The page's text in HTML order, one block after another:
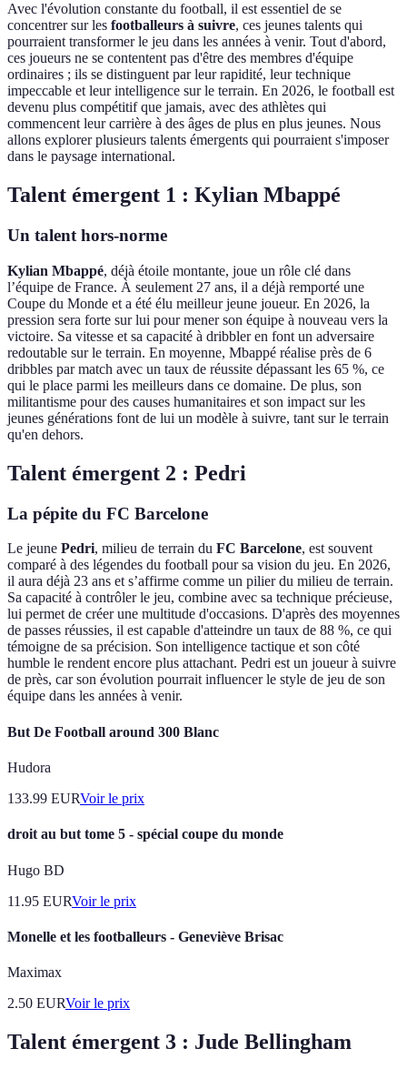
Avec l'évolution constante du football, il est essentiel de se
concentrer sur les footballeurs à suivre, ces jeunes talents qui
pourraient transformer le jeu dans les années à venir. Tout d'abord,
ces joueurs ne se contentent pas d'être des membres d'équipe
ordinaires ; ils se distinguent par leur rapidité, leur technique
impeccable et leur intelligence sur le terrain. En 2026, le football est
devenu plus compétitif que jamais, avec des athlètes qui
commencent leur carrière à des âges de plus en plus jeunes. Nous
allons explorer plusieurs talents émergents qui pourraient s'imposer
dans le paysage international.
Talent émergent 1 : Kylian Mbappé
Un talent hors-norme
Kylian Mbappé, déjà étoile montante, joue un rôle clé dans
l’équipe de France. À seulement 27 ans, il a déjà remporté une
Coupe du Monde et a été élu meilleur jeune joueur. En 2026, la
pression sera forte sur lui pour mener son équipe à nouveau vers la
victoire. Sa vitesse et sa capacité à dribbler en font un adversaire
redoutable sur le terrain. En moyenne, Mbappé réalise près de 6
dribbles par match avec un taux de réussite dépassant les 65 %, ce
qui le place parmi les meilleurs dans ce domaine. De plus, son
militantisme pour des causes humanitaires et son impact sur les
jeunes générations font de lui un modèle à suivre, tant sur le terrain
qu'en dehors.
Talent émergent 2 : Pedri
La pépite du FC Barcelone
Le jeune Pedri, milieu de terrain du FC Barcelone, est souvent
comparé à des légendes du football pour sa vision du jeu. En 2026,
il aura déjà 23 ans et s’affirme comme un pilier du milieu de terrain.
Sa capacité à contrôler le jeu, combine avec sa technique précieuse,
lui permet de créer une multitude d'occasions. D'après des moyennes
de passes réussies, il est capable d'atteindre un taux de 88 %, ce qui
témoigne de sa précision. Son intelligence tactique et son côté
humble le rendent encore plus attachant. Pedri est un joueur à suivre
de près, car son évolution pourrait influencer le style de jeu de son
équipe dans les années à venir.
But De Football around 300 Blanc
Hudora
133.99 EURVoir le prix
droit au but tome 5 - spécial coupe du monde
Hugo BD
11.95 EURVoir le prix
Monelle et les footballeurs - Geneviève Brisac
Maximax
2.50 EURVoir le prix
Talent émergent 3 : Jude Bellingham